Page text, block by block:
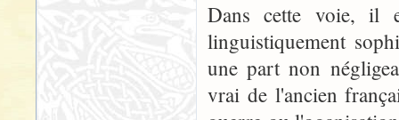
Dans cette voie, il
linguistiquement
une part non
vrai de l'ancien